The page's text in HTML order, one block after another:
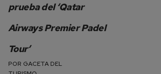
prueba del ‘Qatar
Airways Premier Padel
Tour’
POR GACETA DEL